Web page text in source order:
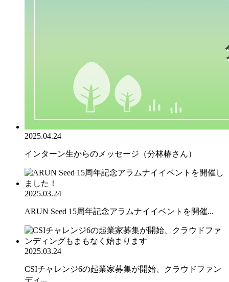
2025.04.24
インターン生からのメッセージ（分林椿さん）
2025.03.24
ARUN Seed 15周年記念アラムナイイベントを開催...
2025.03.24
CSIチャレンジ6の起業家募集が開始、クラウドファン
ディ...